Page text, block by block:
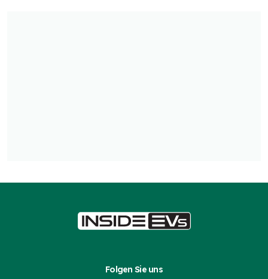
Folgen Sie uns